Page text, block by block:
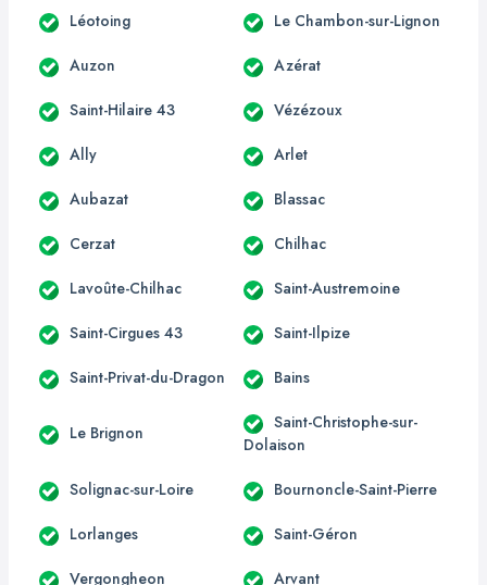
Léotoing Le Chambon-sur-Lignon
Auzon Azérat
Saint-Hilaire 43 Vézézoux
Ally Arlet
Aubazat Blassac
Cerzat Chilhac
Lavoûte-Chilhac Saint-Austremoine
Saint-Cirgues 43 Saint-Ilpize
Saint-Privat-du-Dragon Bains
Le Brignon
Saint-Christophe-sur-
Dolaison
Solignac-sur-Loire Bournoncle-Saint-Pierre
Lorlanges Saint-Géron
Vergongheon Arvant